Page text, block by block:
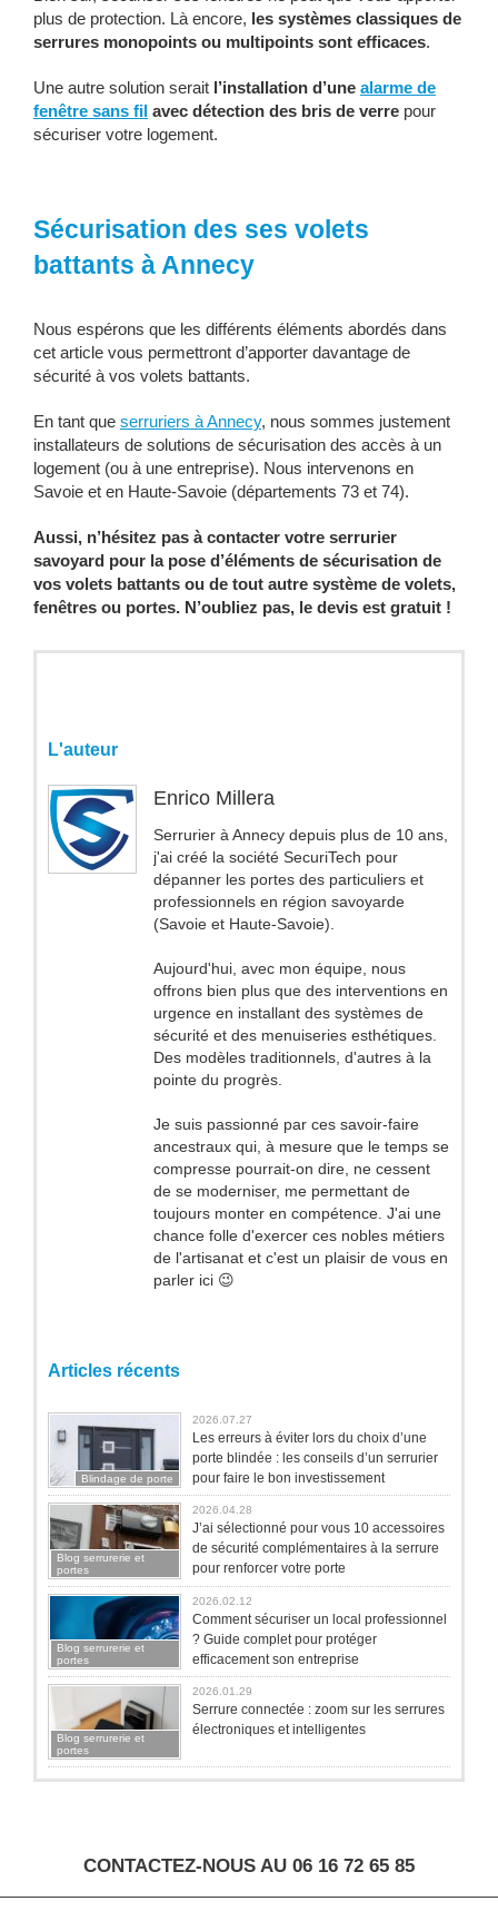
plus de protection. Là encore, les systèmes classiques de
serrures monopoints ou multipoints sont efficaces.
Une autre solution serait l’installation d’une alarme de
fenêtre sans fil avec détection des bris de verre pour
sécuriser votre logement.
Sécurisation des ses volets
battants à Annecy
Nous espérons que les différents éléments abordés dans
cet article vous permettront d’apporter davantage de
sécurité à vos volets battants.
En tant que serruriers à Annecy, nous sommes justement
installateurs de solutions de sécurisation des accès à un
logement (ou à une entreprise). Nous intervenons en
Savoie et en Haute-Savoie (départements 73 et 74).
Aussi, n’hésitez pas à contacter votre serrurier
savoyard pour la pose d’éléments de sécurisation de
vos volets battants ou de tout autre système de volets,
fenêtres ou portes. N’oubliez pas, le devis est gratuit !
L'auteur
Enrico Millera
Serrurier à Annecy depuis plus de 10 ans,
j'ai créé la société SecuriTech pour
dépanner les portes des particuliers et
professionnels en région savoyarde
(Savoie et Haute-Savoie).
Aujourd'hui, avec mon équipe, nous
offrons bien plus que des interventions en
urgence en installant des systèmes de
sécurité et des menuiseries esthétiques.
Des modèles traditionnels, d'autres à la
pointe du progrès.
Je suis passionné par ces savoir-faire
ancestraux qui, à mesure que le temps se
compresse pourrait-on dire, ne cessent
de se moderniser, me permettant de
toujours monter en compétence. J'ai une
chance folle d'exercer ces nobles métiers
de l'artisanat et c'est un plaisir de vous en
parler ici 😉
Articles récents
Blindage de porte
2026.07.27
Les erreurs à éviter lors du choix d’une
porte blindée : les conseils d’un serrurier
pour faire le bon investissement
Blog serrurerie et
portes
2026.04.28
J’ai sélectionné pour vous 10 accessoires
de sécurité complémentaires à la serrure
pour renforcer votre porte
Blog serrurerie et
portes
2026.02.12
Comment sécuriser un local professionnel
? Guide complet pour protéger
efficacement son entreprise
Blog serrurerie et
portes
2026.01.29
Serrure connectée : zoom sur les serrures
électroniques et intelligentes
CONTACTEZ-NOUS AU 06 16 72 65 85